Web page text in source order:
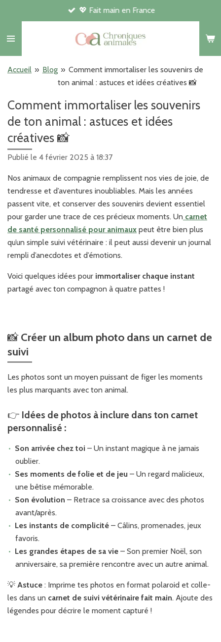
contenu
💖 Fait main en France
Accueil » Blog » Comment immortaliser les souvenirs de
ton animal : astuces et idées créatives 📸
Comment immortaliser les souvenirs
de ton animal : astuces et idées
créatives 📸
Publié le 4 février 2025 à 18:37
Nos animaux de compagnie remplissent nos vies de joie, de
tendresse et d’aventures inoubliables. Mais les années
passent vite, et conserver des souvenirs devient essentiel
pour garder une trace de ces précieux moments. Un carnet
de santé personnalisé pour animaux peut être bien plus
qu’un simple suivi vétérinaire : il peut aussi devenir un journal
rempli d’anecdotes et d’émotions.
Voici quelques idées pour immortaliser chaque instant
partagé avec ton compagnon à quatre pattes !
📸Créer un album photo dans un carnet de
suivi
Les photos sont un moyen puissant de figer les moments
les plus marquants avec ton animal.
👉 Idées de photos à inclure dans ton carnet
personnalisé :
Son arrivée chez toi – Un instant magique à ne jamais
oublier.
Ses moments de folie et de jeu – Un regard malicieux,
une bêtise mémorable.
Son évolution – Retrace sa croissance avec des photos
avant/après.
Les instants de complicité– Câlins, promenades, jeux
favoris.
Les grandes étapes de sa vie– Son premier Noël, son
anniversaire, sa première rencontre avec un autre animal.
💡 Astuce : Imprime tes photos en format polaroid et colle-
les dans un carnet de suivi vétérinaire fait main. Ajoute des
légendes pour décrire le moment capturé !